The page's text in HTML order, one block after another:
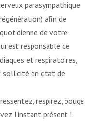
parasympathique
afin de
de votre
est responsable de
et respiratoires,
sollicité en état de
respirez, bougez
l’instant présent !